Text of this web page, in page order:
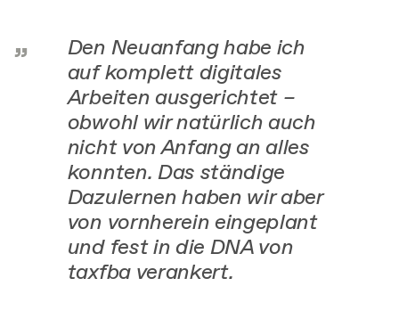
Den Neuanfang habe ich
auf komplett digitales
Arbeiten ausgerichtet –
obwohl wir natürlich auch
nicht von Anfang an alles
konnten. Das ständige
Dazulernen haben wir aber
von vornherein eingeplant
und fest in die DNA von
taxfba verankert.